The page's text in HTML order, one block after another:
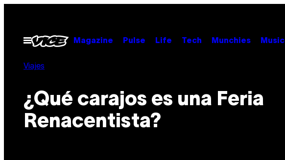
contenido
Abrir
Menú
Magazine Pulse Life Tech Munchies Music
Viajes
¿Qué carajos es una Feria
Renacentista?